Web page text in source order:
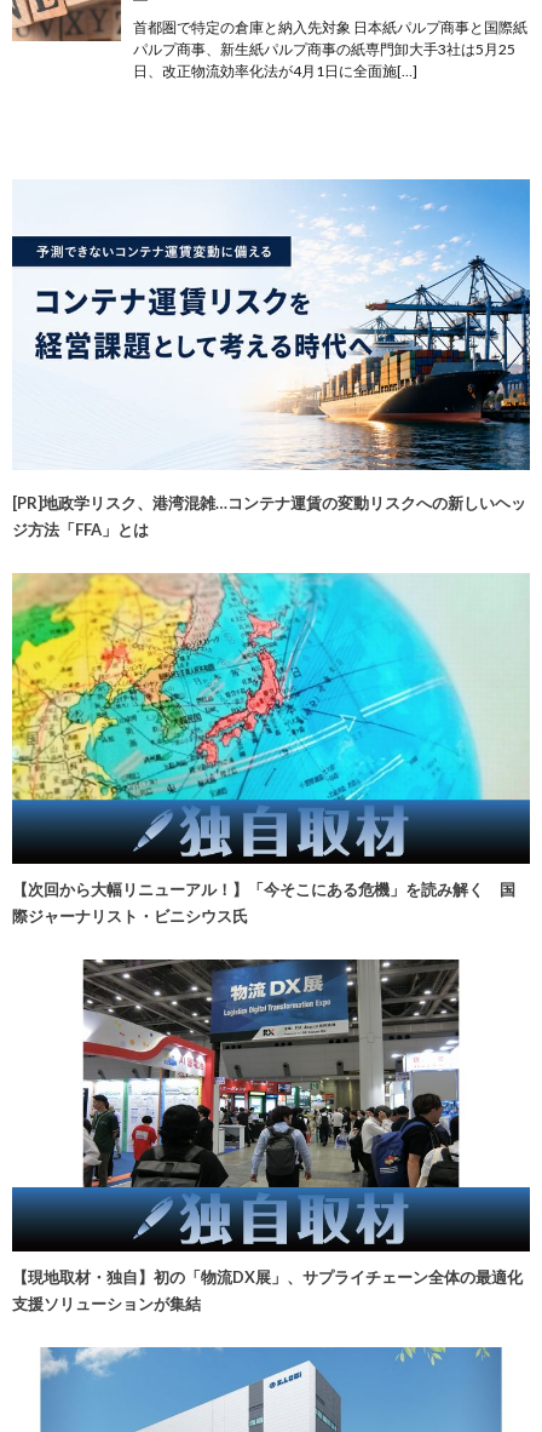
首都圏で特定の倉庫と納入先対象 日本紙パルプ商事と国際紙
パルプ商事、新生紙パルプ商事の紙専門卸大手3社は5月25
日、改正物流効率化法が4月1日に全面施[…]
[PR]地政学リスク、港湾混雑…コンテナ運賃の変動リスクへの新しいヘッ
ジ方法「FFA」とは
【次回から大幅リニューアル！】「今そこにある危機」を読み解く 国
際ジャーナリスト・ビニシウス氏
【現地取材・独自】初の「物流DX展」、サプライチェーン全体の最適化
支援ソリューションが集結